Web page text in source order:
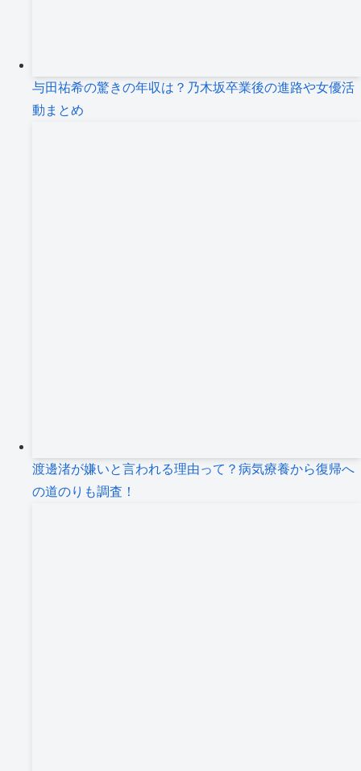
与田祐希の驚きの年収は？乃木坂卒業後の進路や女優活
動まとめ
渡邊渚が嫌いと言われる理由って？病気療養から復帰へ
の道のりも調査！